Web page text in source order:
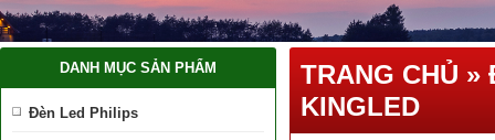
DANH MỤC SẢN PHẨM
Đèn Led Philips
TRANG CHỦ »
KINGLED